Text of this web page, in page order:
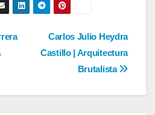
Carlos Julio Heydra
Castillo | Arquitectura
Brutalista